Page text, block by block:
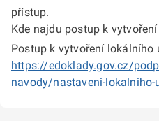
přístup.
Kde najdu postup k
Postup k vytvoření lokálního
https://edoklady.gov.cz/
navody/nastaveni-lokalniho-